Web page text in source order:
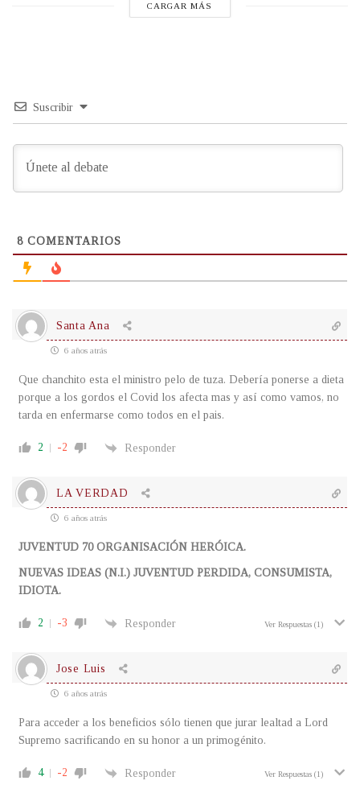
CARGAR MÁS
Suscribir
8 COMENTARIOS
Santa Ana
6 años atrás
Que chanchito esta el ministro pelo de tuza. Debería ponerse a dieta
porque a los gordos el Covid los afecta mas y así como vamos, no
tarda en enfermarse como todos en el pais.
2 -2 Responder
LA VERDAD
6 años atrás
JUVENTUD 70 ORGANISACIÓN HERÓICA.
NUEVAS IDEAS (N.I.) JUVENTUD PERDIDA, CONSUMISTA,
IDIOTA.
2 -3 Responder Ver Respuestas (1)
Jose Luis
6 años atrás
Para acceder a los beneficios sólo tienen que jurar lealtad a Lord
Supremo sacrificando en su honor a un primogénito.
4 -2 Responder Ver Respuestas (1)